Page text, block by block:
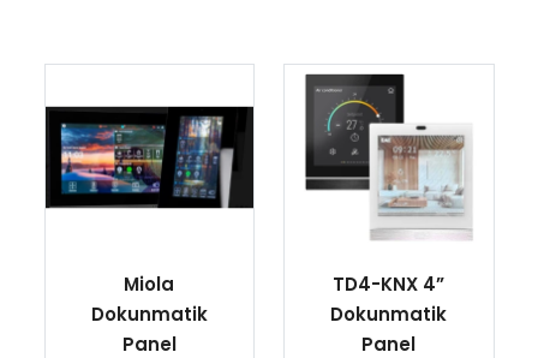
Miola
Dokunmatik
Panel
TD4-KNX 4”
Dokunmatik
Panel